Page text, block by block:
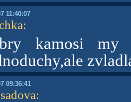
11:40:07
:
kamosi my
09:36:41
: